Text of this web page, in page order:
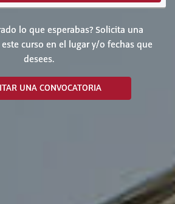
lo que esperabas? Solicita una
curso en el lugar y/o fechas que
desees.
UNA CONVOCATORIA